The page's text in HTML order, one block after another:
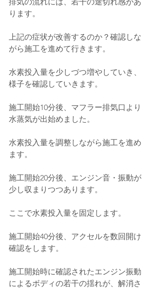
ります。
上記の症状が改善するのか？確認しな
がら施工を進めて行きます。
水素投入量を少しづつ増やしていき、
様子を確認していきます。
施工開始10分後、マフラー排気口より
水蒸気が出始めました。
水素投入量を調整しながら施工を進め
ます。
施工開始20分後、エンジン音・振動が
少し収まりつつあります。
ここで水素投入量を固定します。
施工開始40分後、アクセルを数回開け
確認をします。
施工開始時に確認されたエンジン振動
によるボディの若干の揺れが、解消さ